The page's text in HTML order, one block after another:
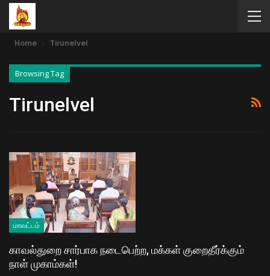
Home Tirunelvel
Browsing Tag
Tirunelvel
மாவட்டம்
காவல்துறை சார்பாக நடைபெற்ற, மக்கள் குறைதீர்க்கும்
நாள் முகாம்கள்!